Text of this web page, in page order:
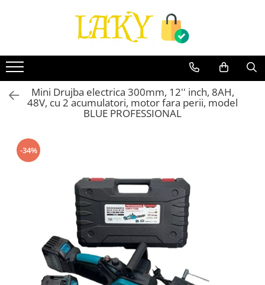
Toate Produsele
Îngrijire personală & Cosmetice
Casă & Grădină
Diverse
Accesorii telefoane & Gadgeturi
TV, Audio-Video & Foto
Gaming & Jucării
Electrocasnice & Electronice
Truse, Scule de mana si unelte
Lumea copiilor
Auto, Moto, Vehicule Electrice
Mini Drujba electrica 300mm, 12'' inch, 8AH,
48V, cu 2 acumulatori, motor fara perii, model
BLUE PROFESSIONAL
-34%